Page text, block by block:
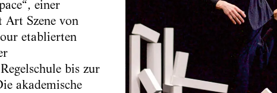
einer
Szene von
etablierten
bis zur
akademische